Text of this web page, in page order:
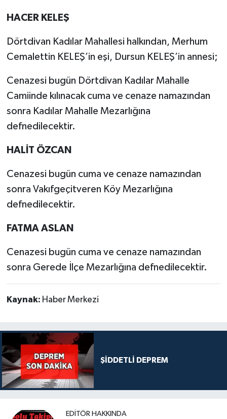
HACER KELEŞ
Dörtdivan Kadılar Mahallesi halkından, Merhum
Cemalettin KELEŞ’in eşi, Dursun KELEŞ’in annesi;
Cenazesi bugün Dörtdivan Kadılar Mahalle
Camiinde kılınacak cuma ve cenaze namazından
sonra Kadılar Mahalle Mezarlığına
defnedilecektir.
HALİT ÖZCAN
Cenazesi bugün cuma ve cenaze namazından
sonra Vakıfgeçitveren Köy Mezarlığına
defnedilecektir.
FATMA ASLAN
Cenazesi bugün cuma ve cenaze namazından
sonra Gerede İlçe Mezarlığına defnedilecektir.
Kaynak: Haber Merkezi
ŞİDDETLİ DEPREM
EDITÖR HAKKINDA